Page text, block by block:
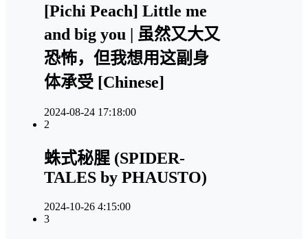
[Pichi Peach] Little me
and big you | 虽然又大又
恐怖，但我想用这副身
体承受 [Chinese]
2024-08-24 17:18:00
2
蛛式秘腥 (SPIDER-
TALES by PHAUSTO)
2024-10-26 4:15:00
3